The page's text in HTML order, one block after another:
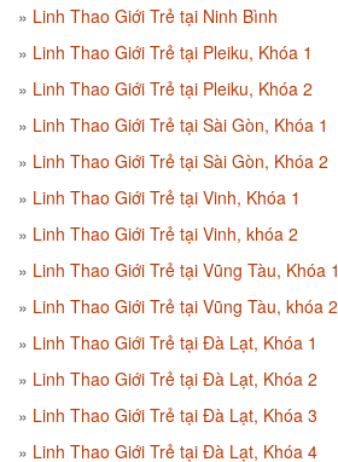
Linh Thao Giới Trẻ tại Ninh Bình
Linh Thao Giới Trẻ tại Pleiku, Khóa 1
Linh Thao Giới Trẻ tại Pleiku, Khóa 2
Linh Thao Giới Trẻ tại Sài Gòn, Khóa 1
Linh Thao Giới Trẻ tại Sài Gòn, Khóa 2
Linh Thao Giới Trẻ tại Vinh, Khóa 1
Linh Thao Giới Trẻ tại Vinh, khóa 2
Linh Thao Giới Trẻ tại Vũng Tàu, Khóa 1
Linh Thao Giới Trẻ tại Vũng Tàu, khóa 2
Linh Thao Giới Trẻ tại Đà Lạt, Khóa 1
Linh Thao Giới Trẻ tại Đà Lạt, Khóa 2
Linh Thao Giới Trẻ tại Đà Lạt, Khóa 3
Linh Thao Giới Trẻ tại Đà Lạt, Khóa 4